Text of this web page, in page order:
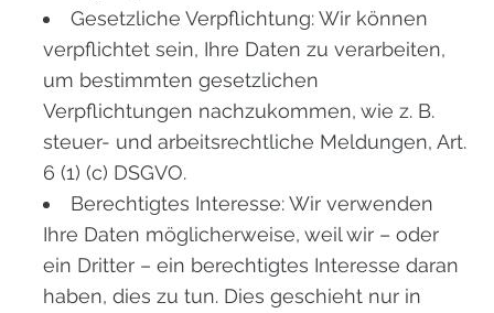
Gesetzliche Verpflichtung: Wir können
verpflichtet sein, Ihre Daten zu verarbeiten,
um bestimmten gesetzlichen
Verpflichtungen nachzukommen, wie z. B.
steuer- und arbeitsrechtliche Meldungen, Art.
6 (1) (c) DSGVO.
Berechtigtes Interesse: Wir verwenden
Ihre Daten möglicherweise, weil wir – oder
ein Dritter – ein berechtigtes Interesse daran
haben, dies zu tun. Dies geschieht nur in